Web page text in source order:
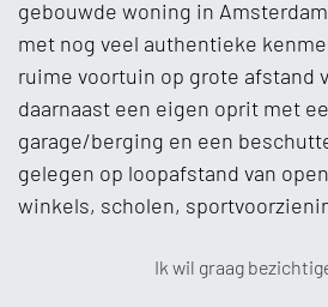
gebouwde woning in
met nog veel authentieke
ruime voortuin op grote afstand
daarnaast een eigen oprit met
garage/berging en een
gelegen op loopafstand van
winkels, scholen,
Ik wil graag